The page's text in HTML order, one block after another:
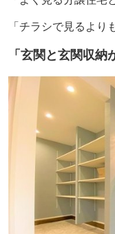
「チラシで見るより
「玄関と玄関収納